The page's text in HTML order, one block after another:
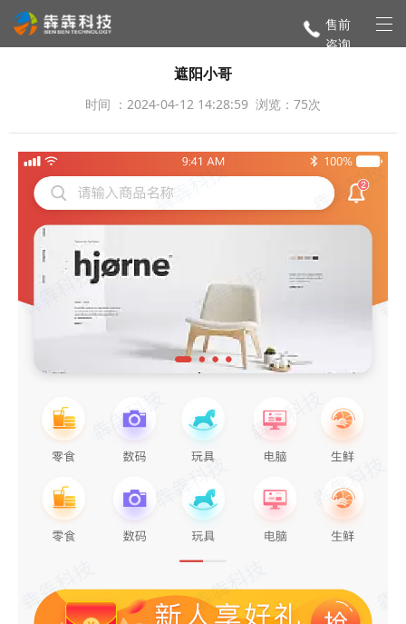
售前
咨询
遮阳小哥
时间 ：2024-04-12 14:28:59 浏览：75次